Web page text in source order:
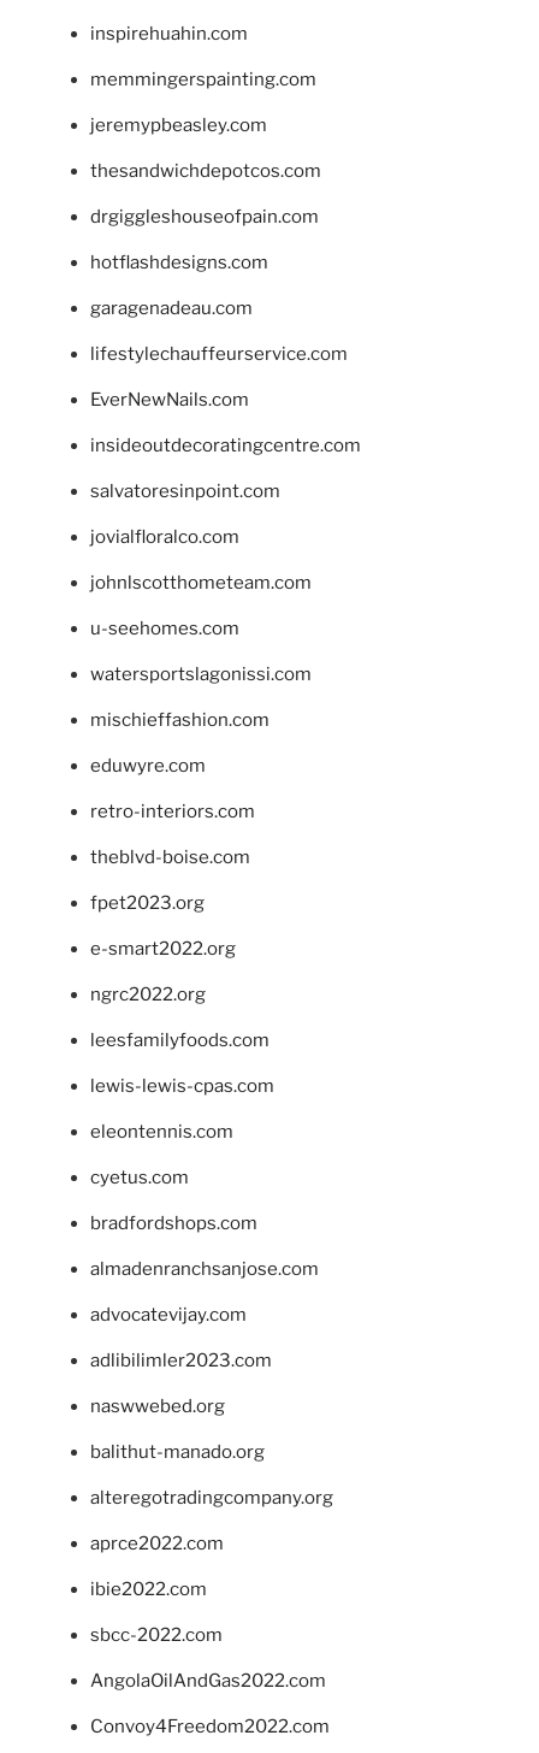
inspirehuahin.com
memmingerspainting.com
jeremypbeasley.com
thesandwichdepotcos.com
drgiggleshouseofpain.com
hotflashdesigns.com
garagenadeau.com
lifestylechauffeurservice.com
EverNewNails.com
insideoutdecoratingcentre.com
salvatoresinpoint.com
jovialfloralco.com
johnlscotthometeam.com
u-seehomes.com
watersportslagonissi.com
mischieffashion.com
eduwyre.com
retro-interiors.com
theblvd-boise.com
fpet2023.org
e-smart2022.org
ngrc2022.org
leesfamilyfoods.com
lewis-lewis-cpas.com
eleontennis.com
cyetus.com
bradfordshops.com
almadenranchsanjose.com
advocatevijay.com
adlibilimler2023.com
naswwebed.org
balithut-manado.org
alteregotradingcompany.org
aprce2022.com
ibie2022.com
sbcc-2022.com
AngolaOilAndGas2022.com
Convoy4Freedom2022.com